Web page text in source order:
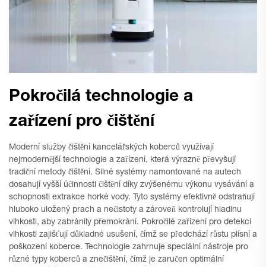
Pokročilá technologie a
zařízení pro čištění
Moderní služby čištění kancelářských koberců využívají
nejmodernější technologie a zařízení, která výrazně převyšují
tradiční metody čištění. Silné systémy namontované na autech
dosahují vyšší účinnosti čištění díky zvýšenému výkonu vysávání a
schopnosti extrakce horké vody. Tyto systémy efektivně odstraňují
hluboko uložený prach a nečistoty a zároveň kontrolují hladinu
vlhkosti, aby zabránily přemokrání. Pokročilé zařízení pro detekci
vlhkosti zajišťují důkladné usušení, čímž se předchází růstu plísní a
poškození koberce. Technologie zahrnuje speciální nástroje pro
různé typy koberců a znečištění, čímž je zaručen optimální